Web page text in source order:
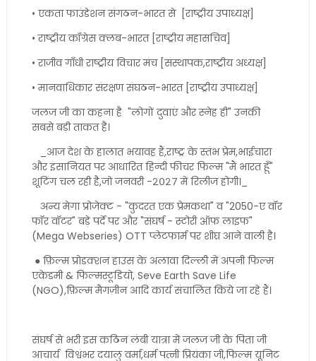
• एकता फाउंडेशन संगठन-भारत से [राष्ट्रीय उपाध्यक्ष]
• राष्ट्रीय कॉंग्रेस क्लब-भारत [राष्ट्रीय महासचिव]
• राजीव गाँधी राष्ट्रीय विचार मंच [संस्थापक,राष्ट्रीय अध्यक्ष]
• मानवाधिकार संरक्षण संघठन-भारत [राष्ट्रीय उपाध्यक्ष]
जलज जी का कहना है "लोगों दुवाएं और स्नेह ही" उनकी
सबसे बड़ी ताकत है।
_आज देश के हालात भयावह हैं,राष्ट्र के स्तंभ प्रेम,भाईचारा
और इंसानियत पर आधारित हिन्दी फीचर फिल्म "मैं भारत हूँ"
शूटिंग चल रही है,जो जनवरी -२०२७ में रिलीज होगी।_
अन्य मेगा प्रोजेक्ट - "कुदरत एक प्रेमकथा" व "2050-ए वॉर
फॉर वॉटर" बड़े पर्दे पर और "संघर्ष - स्टोरी ऑफ लाइफ"
(Mega Webseries) OTT प्लेटफार्म पर शीघ्र आने वाली है।
● फ़िल्म प्रोडक्शन हाउस के अलावा दिल्ली में अपनी फिल्म
एकेडमी & फिल्मस्टूडियो, Seve Earth Save Life
(NGO),फ़िल्म मैगज़ीन आदि कार्य संचालित किये जा रहे हैं।
संघर्ष से भरी इस कठिन लंबी यात्रा में जलज जी के पिता जी
आचार्य विश्वंभर दयालु वर्मा,धर्म पत्नी प्रियंका जी,फिल्म यूनिट